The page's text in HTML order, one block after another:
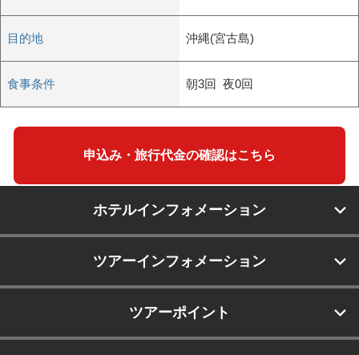
目的地 沖縄(宮古島)
食事条件 朝3回 夜0回
申込み・旅行代金の確認はこちら
ホテルインフォメーション
ツアーインフォメーション
ツアーポイント